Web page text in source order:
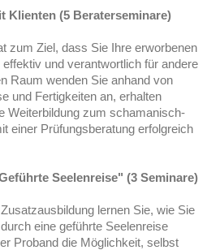
Klienten (5 Beraterseminare)
zum Ziel, dass Sie Ihre erworbenen
und verantwortlich für andere
Raum wenden Sie anhand von
und Fertigkeiten an, erhalten
Weiterbildung zum schamanisch-
einer Prüfungsberatung erfolgreich
Seelenreise" (3 Seminare)
lernen Sie, wie Sie
eine geführte Seelenreise
Proband die Möglichkeit, selbst